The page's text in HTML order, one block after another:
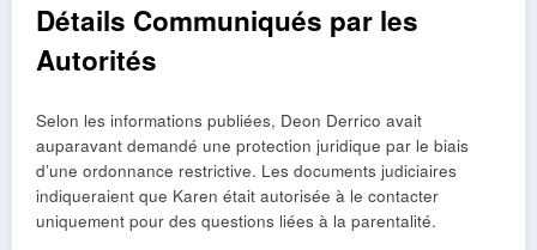
Détails Communiqués par les
Autorités
Selon les informations publiées, Deon Derrico avait
auparavant demandé une protection juridique par le biais
d’une ordonnance restrictive. Les documents judiciaires
indiqueraient que Karen était autorisée à le contacter
uniquement pour des questions liées à la parentalité.